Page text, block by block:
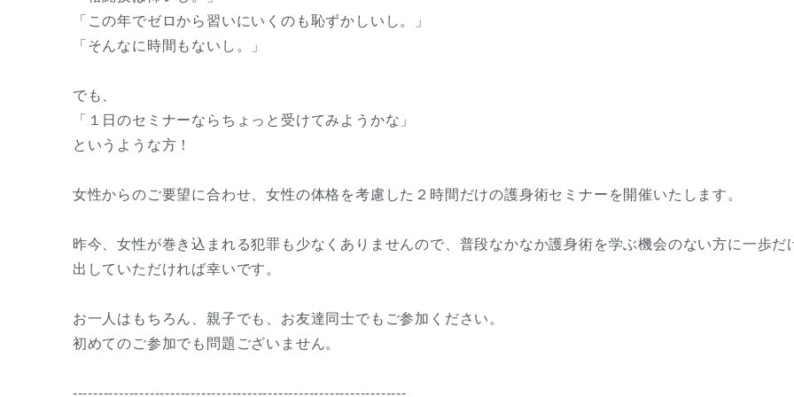
「この年でゼロから習いにいくのも恥ずかしいし。」
「そんなに時間もないし。」
でも、
「１日のセミナーならちょっと受けてみようかな」
というような方！
女性からのご要望に合わせ、女性の体格を考慮した２時間だけの護身術セミナーを開催いたします。
昨今、女性が巻き込まれる犯罪も少なくありませんので、普段なかなか護身術を学ぶ機会のない方に一歩だ
出していただければ幸いです。
お一人はもちろん、親子でも、お友達同士でもご参加ください。
初めてのご参加でも問題ございません。
-----------------------------------------------------------------